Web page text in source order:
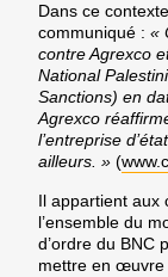
Dans ce
communiqué : «
contre Agrexco
National
Sanctions) en
Agrexco
l’entreprise
ailleurs. » (
Il appartient aux
l’ensemble du
d’ordre du BNC
mettre en œuvre